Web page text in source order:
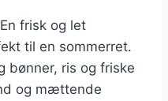
frisk og let
til en sommerret.
bønner, ris og friske
og mættende